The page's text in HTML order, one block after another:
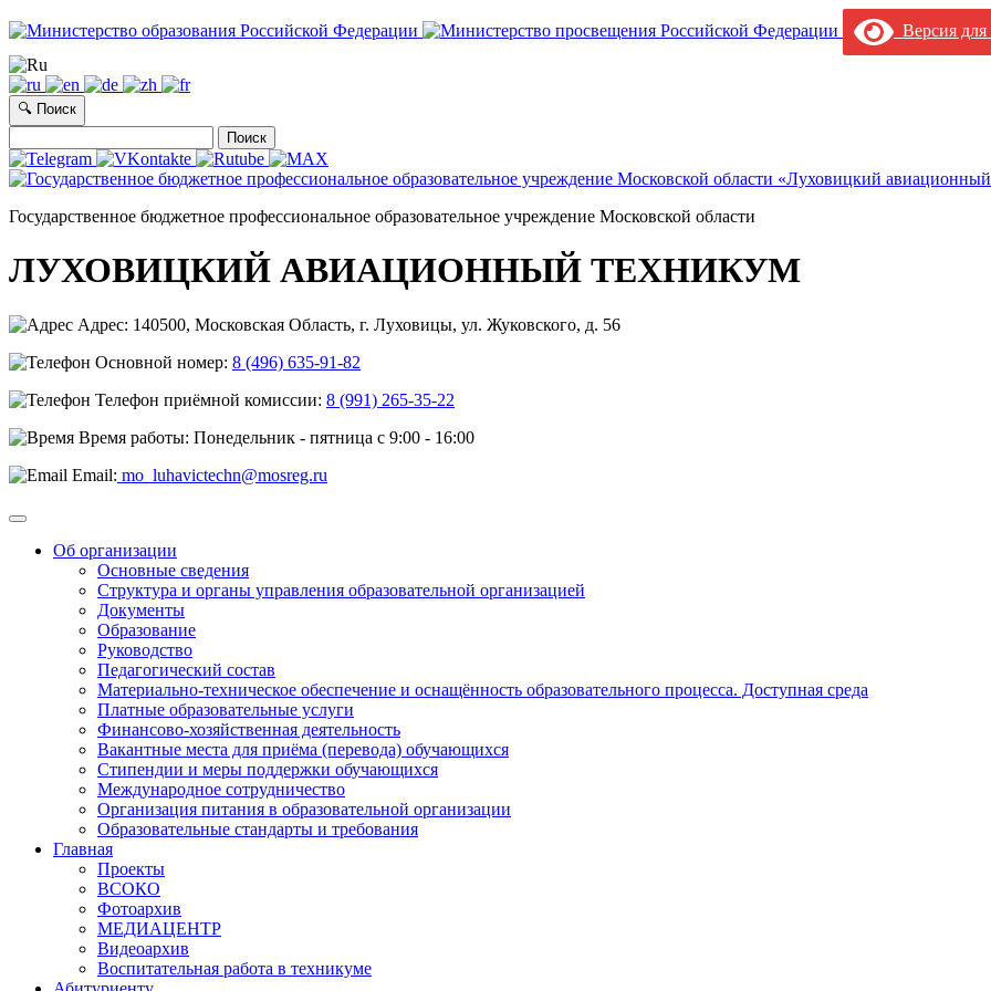
Версия
🔍 Поиск
Государственное бюджетное профессиональное образовательное учреждение Московской области
ЛУХОВИЦКИЙ АВИАЦИОННЫЙ ТЕХНИКУМ
Адрес: 140500, Московская Область, г. Луховицы, ул. Жуковского, д. 56
Основной номер: 8 (496) 635-91-82
Телефон приёмной комиссии: 8 (991) 265-35-22
Время работы: Понедельник - пятница с 9:00 - 16:00
Email: mo_luhavictechn@mosreg.ru
Об организации
Основные сведения
Структура и органы управления образовательной организацией
Документы
Образование
Руководство
Педагогический состав
Материально-техническое обеспечение и оснащённость образовательного процесса. Доступная среда
Платные образовательные услуги
Финансово-хозяйственная деятельность
Вакантные места для приёма (перевода) обучающихся
Стипендии и меры поддержки обучающихся
Международное сотрудничество
Организация питания в образовательной организации
Образовательные стандарты и требования
Главная
Проекты
ВСОКО
Фотоархив
МЕДИАЦЕНТР
Видеоархив
Воспитательная работа в техникуме